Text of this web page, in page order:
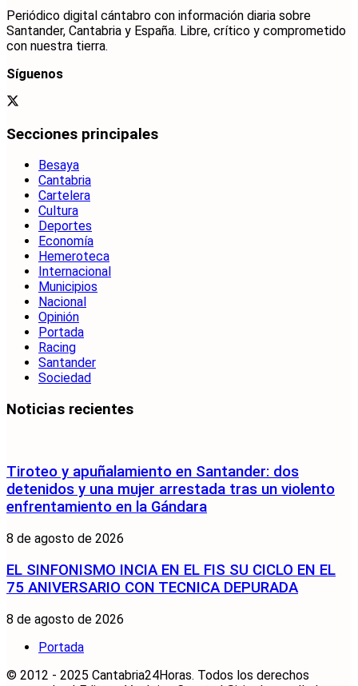
Periódico digital cántabro con información diaria sobre
Santander, Cantabria y España. Libre, crítico y comprometido
con nuestra tierra.
Síguenos
Secciones principales
Besaya
Cantabria
Cartelera
Cultura
Deportes
Economía
Hemeroteca
Internacional
Municipios
Nacional
Opinión
Portada
Racing
Santander
Sociedad
Noticias recientes
Tiroteo y apuñalamiento en Santander: dos
detenidos y una mujer arrestada tras un violento
enfrentamiento en la Gándara
8 de agosto de 2026
EL SINFONISMO INCIA EN EL FIS SU CICLO EN EL
75 ANIVERSARIO CON TECNICA DEPURADA
8 de agosto de 2026
Portada
© 2012 - 2025 Cantabria24Horas. Todos los derechos